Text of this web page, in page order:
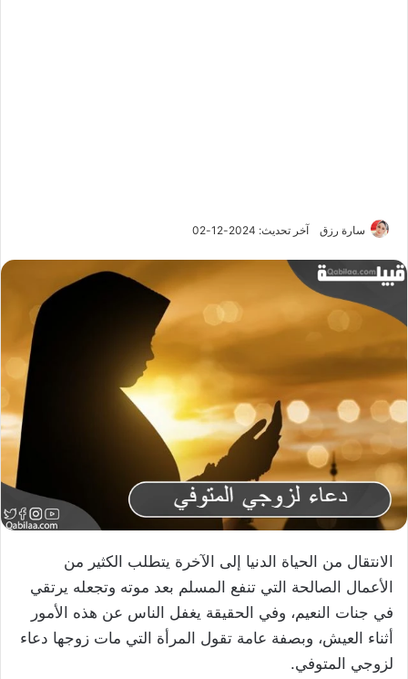
سارة رزق آخر تحديث: 2024-12-02
الانتقال من الحياة الدنيا إلى الآخرة يتطلب الكثير من
الأعمال الصالحة التي تنفع المسلم بعد موته وتجعله يرتقي
في جنات النعيم، وفي الحقيقة يغفل الناس عن هذه الأمور
أثناء العيش، وبصفة عامة تقول المرأة التي مات زوجها دعاء
لزوجي المتوفي.